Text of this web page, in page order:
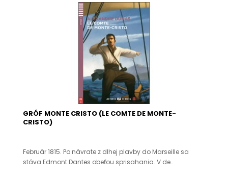
GRÓF MONTE CRISTO (LE COMTE DE MONTE-
CRISTO)
Február 1815. Po návrate z dlhej plavby do Marseille sa
stáva Edmont Dantes obeťou sprisahania. V de..